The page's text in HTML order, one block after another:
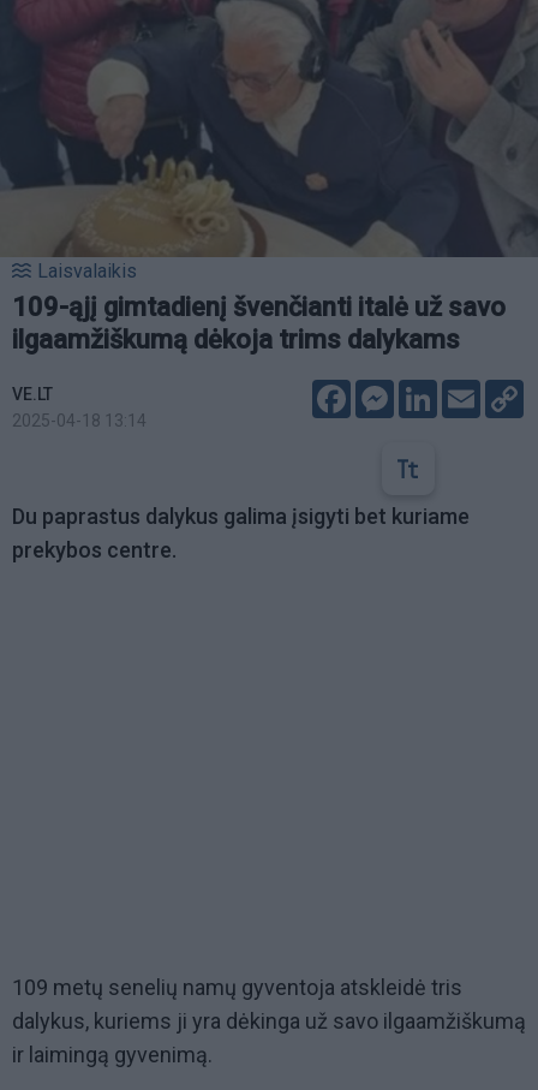
Laisvalaikis
109-ąjį gimtadienį švenčianti italė už savo
ilgaamžiškumą dėkoja trims dalykams
VE.LT
2025-04-18 13:14
FacebookMessenger
LinkedIn
Email
Du paprastus dalykus galima įsigyti bet kuriame
prekybos centre.
109 metų senelių namų gyventoja atskleidė tris
dalykus, kuriems ji yra dėkinga už savo ilgaamžiškumą
ir laimingą gyvenimą.